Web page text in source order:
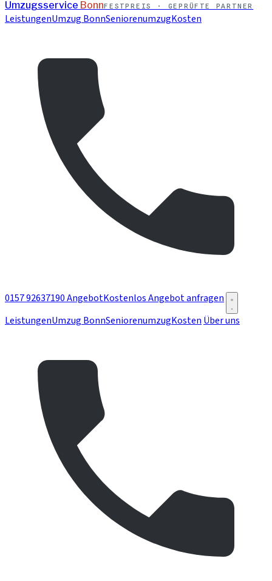
Umzugsservice BonnFESTPREIS · GEPRÜFTE PARTNER
LeistungenUmzug BonnSeniorenumzugKosten
0157 92637190AngebotKostenlos Angebot anfragen
LeistungenUmzug BonnSeniorenumzugKosten Über uns